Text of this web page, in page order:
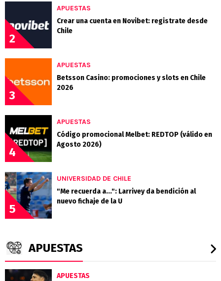
2
APUESTAS
Crear una cuenta en Novibet: registrate desde
Chile
3
APUESTAS
Betsson Casino: promociones y slots en Chile
2026
4
APUESTAS
Código promocional Melbet: REDTOP (válido en
Agosto 2026)
5
UNIVERSIDAD DE CHILE
"Me recuerda a...": Larrivey da bendición al
nuevo fichaje de la U
APUESTAS
APUESTAS